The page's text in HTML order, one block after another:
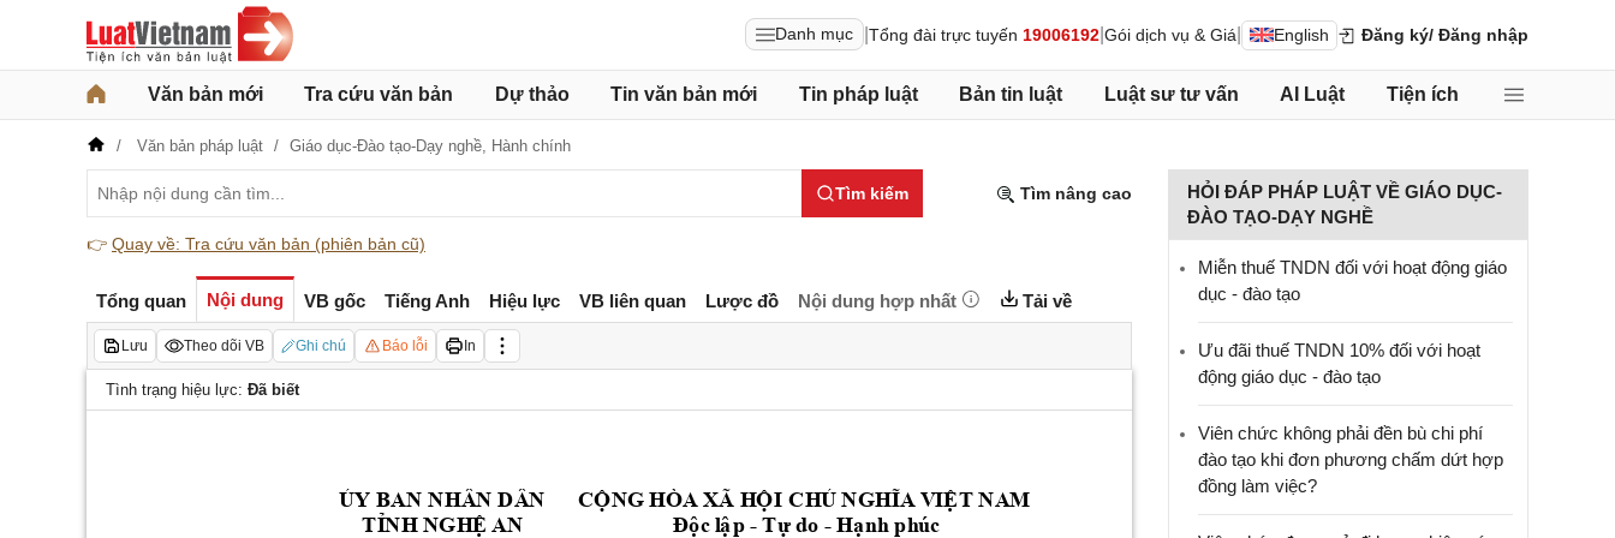
Danh mục Tổng đài trực tuyến 19006192 Gói dịch vụ & Giá English Đăng ký/ Đăng nhập
Văn bản mới Tra cứu văn bản Dự thảo Tin văn bản mới Tin pháp luật Bản tin luật Luật sư tư vấn AI Luật Tiện ích
Văn bản pháp luật Giáo dục-Đào tạo-Dạy nghề, Hành chính
Tìm kiếm Tìm nâng cao
👉 Quay về: Tra cứu văn bản (phiên bản cũ)
Tổng quan Nội dung VB gốc Tiếng Anh Hiệu lực VB liên quan Lược đồ Nội dung hợp nhất Tải về
Lưu Theo dõi VB Ghi chú Báo lỗi In
Tình trạng hiệu lực: Đã biết
ỦY BAN NHÂN DÂN
TỈNH NGHỆ AN
CỘNG HÒA XÃ HỘI CHỦ NGHĨA VIỆT NAM
Độclập - Tự do - Hạnh phúc
HỎI ĐÁP PHÁP LUẬT VỀ GIÁO DỤC-
ĐÀO TẠO-DẠY NGHỀ
Miễn thuế TNDN đối với hoạt động giáo
dục - đào tạo
Ưu đãi thuế TNDN 10% đối với hoạt
động giáo dục - đào tạo
Viên chức không phải đền bù chi phí
đào tạo khi đơn phương chấm dứt hợp
đồng làm việc?